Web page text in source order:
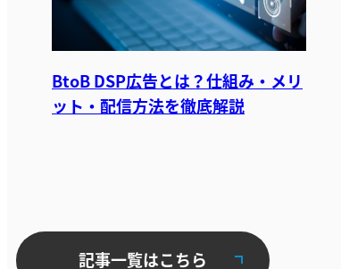
BtoB DSP広告とは？仕組み・メリ
ット・配信方法を徹底解説
記事一覧はこちら